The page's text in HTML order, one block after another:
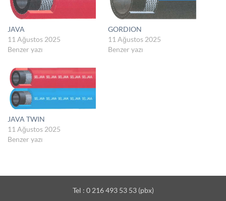
JAVA
11 Ağustos 2025
Benzer yazı
GORDION
11 Ağustos 2025
Benzer yazı
JAVA TWIN
11 Ağustos 2025
Benzer yazı
Tel : 0 216 493 53 53 (pbx)